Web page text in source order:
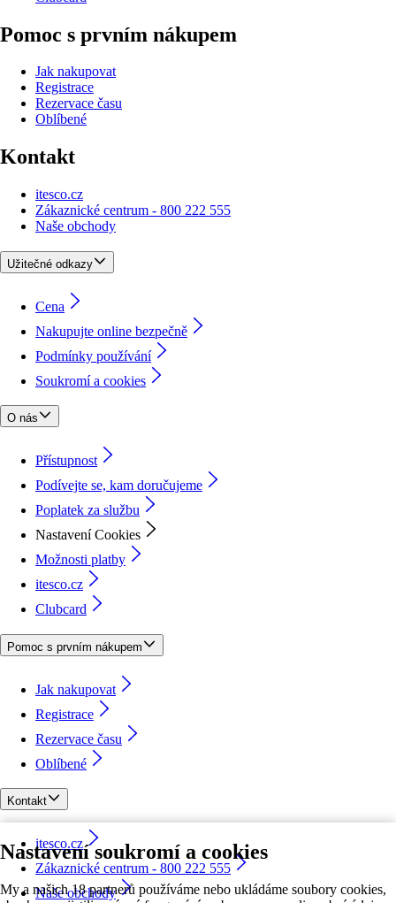
Nastavení soukromí a cookies
My a našich 18 partnerů používáme nebo ukládáme soubory cookies,
Pomoc s prvním nákupem
Jak nakupovat
Registrace
Rezervace času
Oblíbené
Kontakt
itesco.cz
Zákaznické centrum - 800 222 555
Naše obchody
Užitečné odkazy
Cena
Nakupujte online bezpečně
Podmínky používání
Soukromí a cookies
O nás
Přístupnost
Podívejte se, kam doručujeme
Poplatek za službu
Nastavení Cookies
Možnosti platby
itesco.cz
Clubcard
Pomoc s prvním nákupem
Jak nakupovat
Registrace
Rezervace času
Oblíbené
Kontakt
itesco.cz
Zákaznické centrum - 800 222 555
Naše obchody